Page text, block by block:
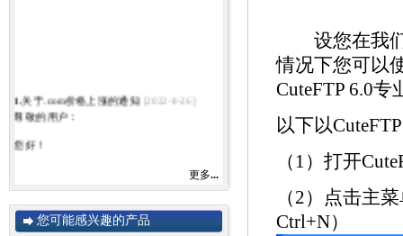
1.关于.com价格上涨的通知 [2022-8-26]
尊敬的用户：
您好！
感谢您一直以来对赛友在线的关注和支持！
由于注册局成本上涨，我司将于2022年9月1
调整。
.com注册首年以及续费上涨幅度5元/每年，
更多...
您可能感兴趣的产品
设您在我们
情况下您可以
CuteFTP 6.0专
以下以
（1）打开
（2）点击主
Ctrl+N）